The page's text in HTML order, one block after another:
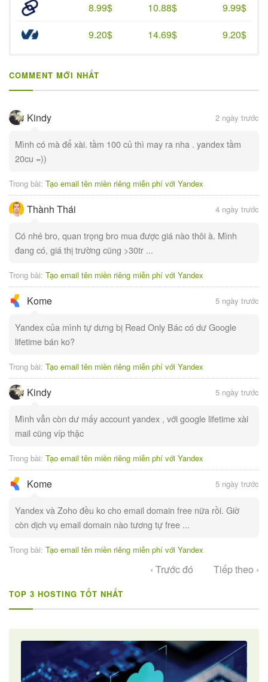
8.99$
10.88$
9.99$
9.20$
14.69$ 9.20$
COMMENT MỚI NHẤT
Kindy 2 ngày trước
Mình có mà để xài. tầm 100 củ thì may ra nha . yandex tầm
20cu =))
Trong bài: Tạo email tên miền riêng miễn phí với Yandex
Thành Thái 4 ngày trước
Có nhé bro, quan trọng bro mua được giá nào thôi à. Mình
đang có, giá thị trường cũng >30tr ...
Trong bài: Tạo email tên miền riêng miễn phí với Yandex
Kome 5 ngày trước
Yandex của mình tự dưng bị Read Only Bác có dư Google
lifetime bán ko?
Trong bài: Tạo email tên miền riêng miễn phí với Yandex
Kindy 5 ngày trước
Mình vẫn còn dư mấy account yandex , với google lifetime xài
mail cũng víp thậc
Trong bài: Tạo email tên miền riêng miễn phí với Yandex
Kome 5 ngày trước
Yandex và Zoho đều ko cho email domain free nữa rồi. Giờ
còn dịch vụ email domain nào tương tự free ...
Trong bài: Tạo email tên miền riêng miễn phí với Yandex
‹ Trước đó Tiếp theo ›
TOP 3 HOSTING TỐT NHẤT